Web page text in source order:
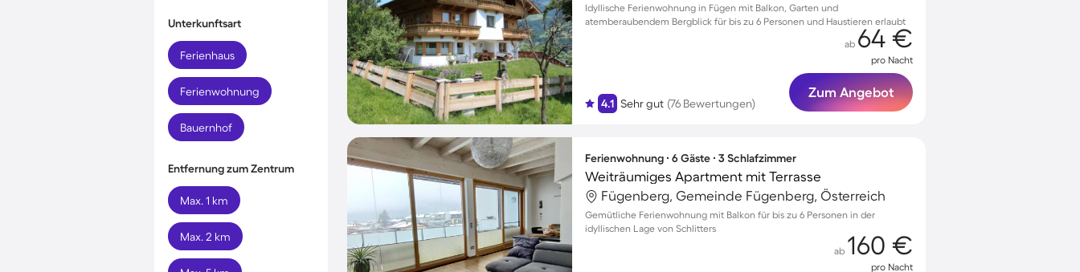
Unterkunftsart
Ferienhaus
Ferienwohnung
Bauernhof
Entfernung zum Zentrum
Max. 1 km
Max. 2 km
Idyllische Ferienwohnung in Fügen mit Balkon, Garten und
atemberaubendem Bergblick für bis zu 6 Personen und Haustieren erlaubt
4.1 Sehr gut (76 Bewertungen)
ab 64 €
pro Nacht
Zum Angebot
Ferienwohnung ∙ 6 Gäste ∙ 3 Schlafzimmer
Weiträumiges Apartment mit Terrasse
Fügenberg, Gemeinde Fügenberg, Österreich
Gemütliche Ferienwohnung mit Balkon für bis zu 6 Personen in der
idyllischen Lage von Schlitters
ab 160 €
pro Nacht